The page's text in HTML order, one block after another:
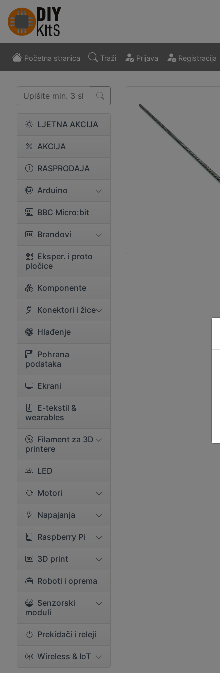
Početna stranica Traži Prijava Registracija
LJETNA AKCIJA
AKCIJA
RASPRODAJA
Arduino
BBC Micro:bit
Brandovi
Eksper. i proto
pločice
Komponente
Konektori i žice
Hlađenje
Pohrana
podataka
Ekrani
E-tekstil &
wearables
Filament za 3D
printere
LED
Motori
Napajanja
Raspberry Pi
3D print
Roboti i oprema
Senzorski
moduli
Prekidači i releji
Wireless & IoT